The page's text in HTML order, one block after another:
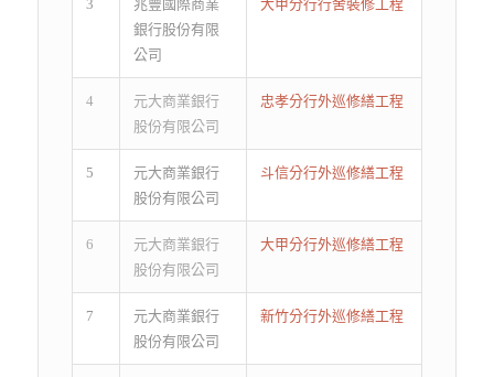
3
兆豐國際商業
銀行股份有限
公司
大甲分行行舍裝修工程
4
元大商業銀行
股份有限公司
忠孝分行外巡修繕工程
5
元大商業銀行
股份有限公司
斗信分行外巡修繕工程
6
元大商業銀行
股份有限公司
大甲分行外巡修繕工程
7
元大商業銀行
股份有限公司
新竹分行外巡修繕工程